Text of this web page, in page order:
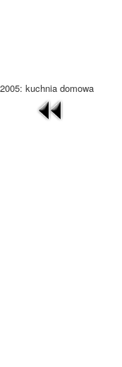
2005: kuchnia domowa